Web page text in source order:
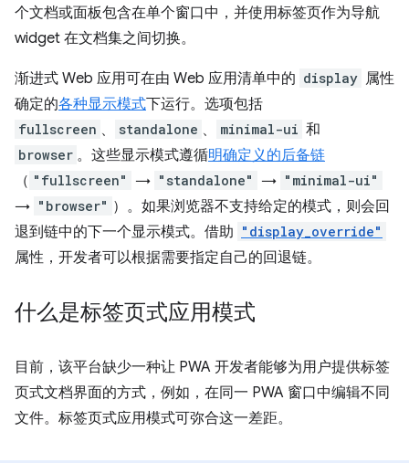
个文档或面板包含在单个窗口中，并使用标签页作为导航
widget 在文档集之间切换。
渐进式 Web 应用可在由 Web 应用清单中的 display 属性
确定的各种显示模式下运行。选项包括
fullscreen 、 standalone 、 minimal-ui 和
browser 。这些显示模式遵循明确定义的后备链
（ "fullscreen" → "standalone" → "minimal-ui"
→ "browser" ）。如果浏览器不支持给定的模式，则会回
退到链中的下一个显示模式。借助 "display_override"
属性，开发者可以根据需要指定自己的回退链。
什么是标签页式应用模式
目前，该平台缺少一种让 PWA 开发者能够为用户提供标签
页式文档界面的方式，例如，在同一 PWA 窗口中编辑不同
文件。标签页式应用模式可弥合这一差距。